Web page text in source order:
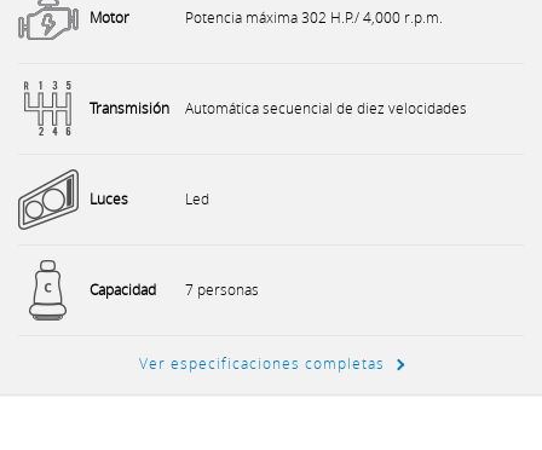
Motor Potencia máxima 302 H.P./ 4,000 r.p.m.
Transmisión Automática secuencial de diez velocidades
Luces Led
Capacidad 7 personas
Ver especificaciones completas